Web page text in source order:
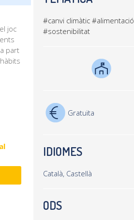
joc
part
#canvi climàtic #alimentació
#sostenibilitat
Gratuïta
IDIOMES
Català, Castellà
ODS